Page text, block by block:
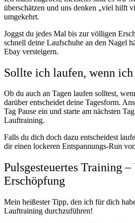
überschätzen und uns denken „viel hilft
umgekehrt.
Joggst du jedes Mal bis zur völligen
schnell deine Laufschuhe an den Nagel
Ebay versteigern.
Sollte ich laufen, wenn
Ob du auch an Tagen laufen solltest,
darüber entscheidet deine Tagesform.
Tag Pause ein und starte am nächsten
Lauftraining.
Falls du dich doch dazu entscheidest
dir einen lockeren Entspannungs-Run vor.
Pulsgesteuertes Training –
Erschöpfung
Mein heißester Tipp, den ich für dich
Lauftraining durchzuführen!